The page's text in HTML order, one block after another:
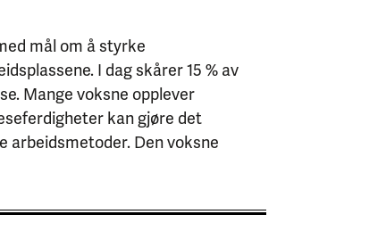
mål om å styrke
I dag skårer 15 % av
Mange voksne opplever
kan gjøre det
arbeidsmetoder. Den voksne